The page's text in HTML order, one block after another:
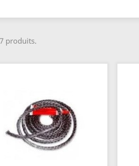
produits.